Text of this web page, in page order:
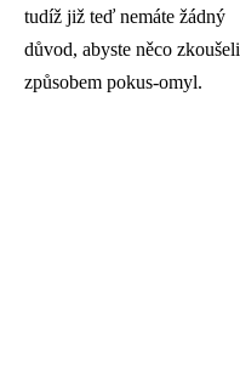
tudíž již teď nemáte žádný
důvod, abyste něco zkoušeli
způsobem pokus-omyl.